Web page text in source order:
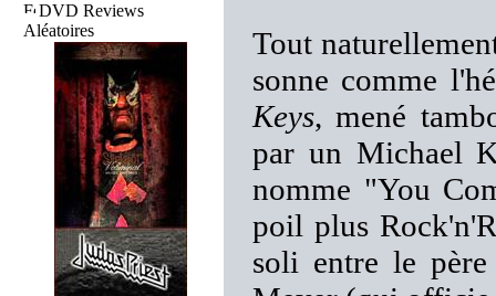
DVD Reviews
Aléatoires
Tout
sonne comme
Keys, mené
par un Michael
nomme "You
poil plus
soli entre le père